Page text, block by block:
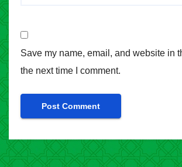
Save my name, email, and website in
the next time I comment.